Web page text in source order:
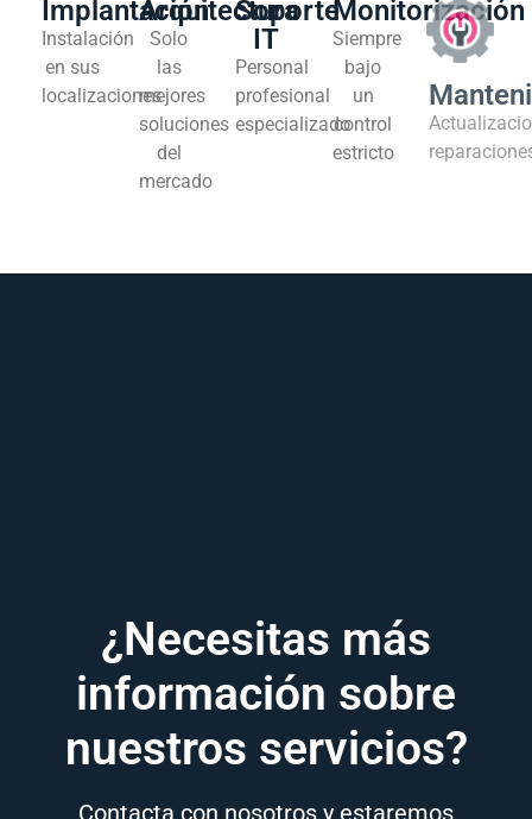
localizacionesmejores
soluciones
del
mercado
profesional
especializado
un
control
estricto
información sobre
nuestros servicios?
Contacta con nosotros y estaremos
encantados de informarte y ayudarte con
tus dudas